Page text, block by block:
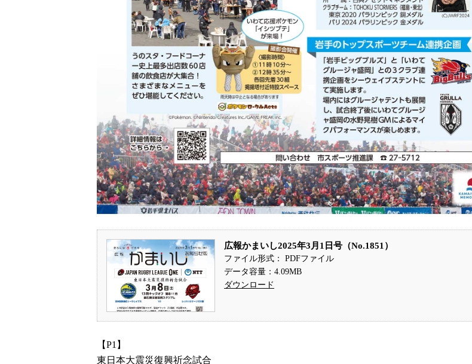
広報かまいし2025年3月1日号（No.1851）
ファイル形式： PDFファイル
データ容量：4.09MB
ダウンロード
【P1】
東日本大震災復興祈念試合